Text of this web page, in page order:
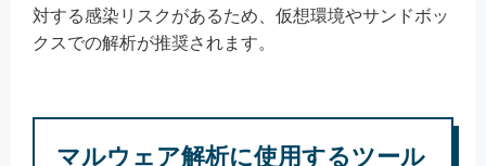
対する感染リスクがあるため、仮想環境やサンドボッ
クスでの解析が推奨されます。
マルウェア解析に使用するツール